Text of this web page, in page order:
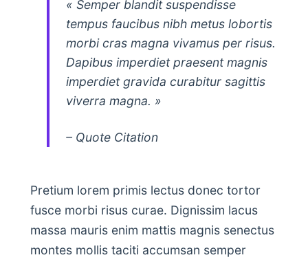
« Semper blandit suspendisse
tempus faucibus nibh metus lobortis
morbi cras magna vivamus per risus.
Dapibus imperdiet praesent magnis
imperdiet gravida curabitur sagittis
viverra magna. »
– Quote Citation
Pretium lorem primis lectus donec tortor
fusce morbi risus curae. Dignissim lacus
massa mauris enim mattis magnis senectus
montes mollis taciti accumsan semper